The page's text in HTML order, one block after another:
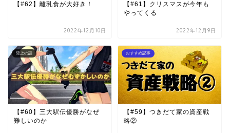
【#62】離乳食が大好き！
2022年12月10日
【#61】クリスマスが今年も
やってくる
2022年12月9日
陸上の話
【#60】三大駅伝優勝がなぜ
難しいのか
おすすめ記事
【#59】つきだて家の資産戦
略②